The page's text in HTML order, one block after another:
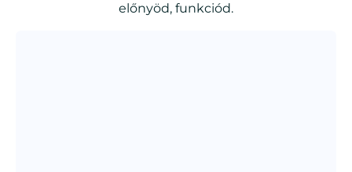
előnyöd, funkciód.